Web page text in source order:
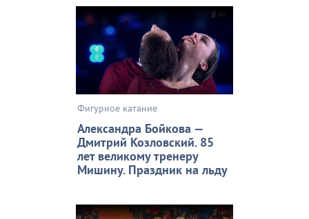
Фигурное катание
Александра Бойкова —
Дмитрий Козловский. 85
лет великому тренеру
Мишину. Праздник на льду